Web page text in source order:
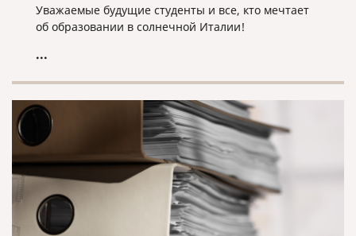
Уважаемые будущие студенты и все, кто мечтает
об образовании в солнечной Италии!
...